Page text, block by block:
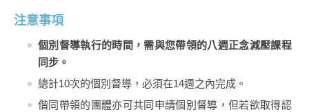
注意事項
個別督導執行的時間，需與您帶領的八週正念減壓課程
同步。
總計10次的個別督導，必須在14週之內完成。
偕同帶領的團體亦可共同申請個別督導，但若欲取得認